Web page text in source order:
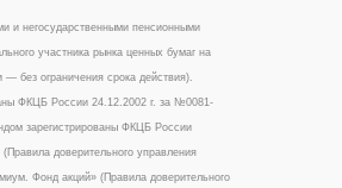
и негосударственными пенсионными
участника рынка ценных бумаг на
без ограничения срока действия).
ФКЦБ России 24.12.2002 г. за №0081-
зарегистрированы ФКЦБ России
доверительного управления
Фонд акций» (Правила доверительного